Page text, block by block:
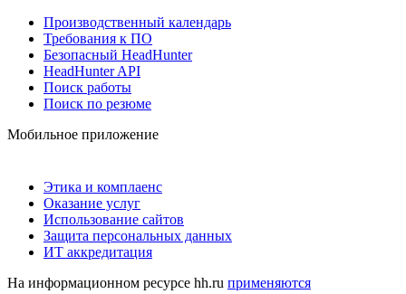
Производственный календарь
Требования к ПО
Безопасный HeadHunter
HeadHunter API
Поиск работы
Поиск по резюме
Мобильное приложение
Этика и комплаенс
Оказание услуг
Использование сайтов
Защита персональных данных
ИТ аккредитация
На информационном ресурсе hh.ru применяются